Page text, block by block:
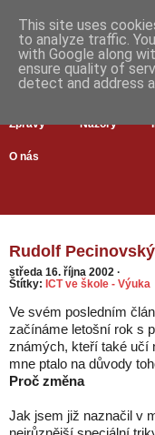
Zprávy Názory
O nás
Rudolf
středa 16. října 2002 ·
Štítky: ICT ve škole - Výuka
Ve svém posledním
začínáme letošní rok s
známých, kteří také učí
mne ptalo na důvody
Proč změna
Jak jsem již naznačil v
This site uses
to analyze traffic.
with Google along
ensure quality of
detect and address